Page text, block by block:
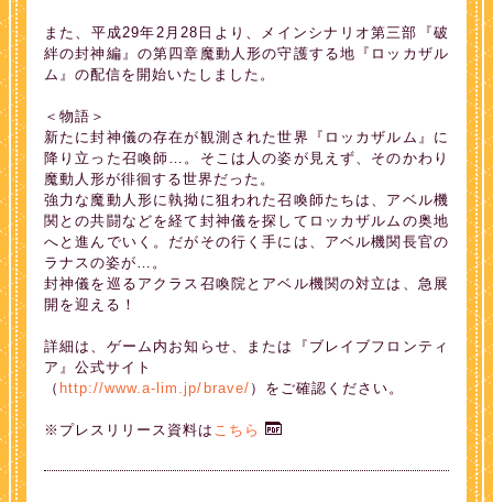
また、平成29年2月28日より、メインシナリオ第三部『破
絆の封神編』の第四章魔動人形の守護する地『ロッカザル
ム』の配信を開始いたしました。
＜物語＞
新たに封神儀の存在が観測された世界『ロッカザルム』に
降り立った召喚師…。そこは人の姿が見えず、そのかわり
魔動人形が徘徊する世界だった。
強力な魔動人形に執拗に狙われた召喚師たちは、アベル機
関との共闘などを経て封神儀を探してロッカザルムの奥地
へと進んでいく。だがその行く手には、アベル機関長官の
ラナスの姿が…。
封神儀を巡るアクラス召喚院とアベル機関の対立は、急展
開を迎える！
詳細は、ゲーム内お知らせ、または『ブレイブフロンティ
ア』公式サイト
（ http://www.a-lim.jp/brave/ ）をご確認ください。
※プレスリリース資料は こちら